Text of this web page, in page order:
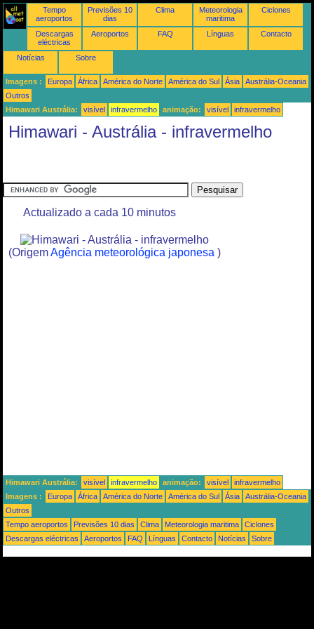
Tempo
aeroportos
Previsões 10
dias
Clima
Meteorologia
maritima
Ciclones
Descargas
eléctricas
Aeroportos FAQ Línguas Contacto
Notícias Sobre
Imagens : Europa África América do Norte América do Sul Ásia
Austrália-Oceania
Outros
Himawari Austrália:
visível infravermelho animação: visível infravermelho
Himawari - Austrália - infravermelho
Actualizado a cada 10 minutos
(OrigemAgência meteorológica japonesa )
Himawari Austrália: visível infravermelho animação: visível
infravermelho
Imagens :
Europa África América do Norte América do Sul Ásia
Austrália-Oceania
Outros
Tempo aeroportos
Previsões 10 dias Clima Meteorologia maritima
Ciclones
Descargas eléctricas
Aeroportos FAQ Línguas Contacto Notícias Sobre